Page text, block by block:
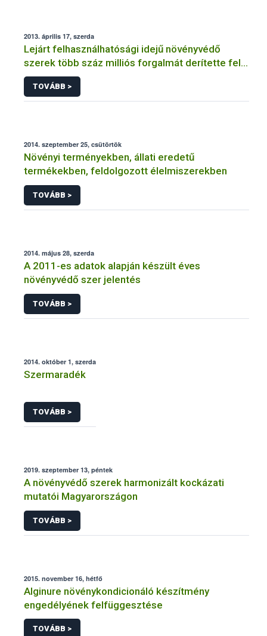
2013. április 17, szerda
Lejárt felhasználhatósági idejű növényvédő
szerek több száz milliós forgalmát derítette fel a
NÉBIH
TOVÁBB >
2014. szeptember 25, csütörtök
Növényi terményekben, állati eredetű
termékekben, feldolgozott élelmiszerekben
TOVÁBB >
2014. május 28, szerda
A 2011-es adatok alapján készült éves
növényvédő szer jelentés
TOVÁBB >
2014. október 1, szerda
Szermaradék
TOVÁBB >
2019. szeptember 13, péntek
A növényvédő szerek harmonizált kockázati
mutatói Magyarországon
TOVÁBB >
2015. november 16, hétfő
Alginure növénykondicionáló készítmény
engedélyének felfüggesztése
TOVÁBB >